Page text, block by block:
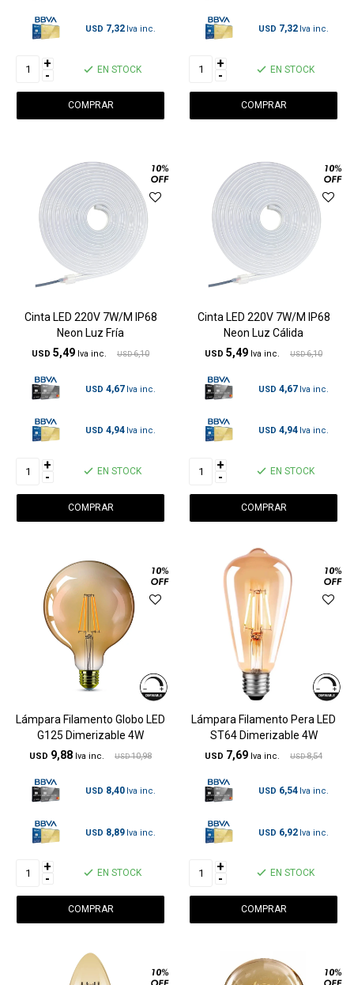
USD 7,32
+
- EN STOCK
USD 7,32
+
- EN STOCK
Cinta LED 220V 7W/M IP68
Neon Luz Fría
USD 5,49 USD 6,10
USD 4,67
USD 4,94
+
- EN STOCK
Cinta LED 220V 7W/M IP68
Neon Luz Cálida
USD 5,49 USD 6,10
USD 4,67
USD 4,94
+
- EN STOCK
Lámpara Filamento Globo LED
G125 Dimerizable 4W
USD 9,88 USD 10,98
USD 8,40
USD 8,89
+
- EN STOCK
Lámpara Filamento Pera LED
ST64 Dimerizable 4W
USD 7,69 USD 8,54
USD 6,54
USD 6,92
+
- EN STOCK